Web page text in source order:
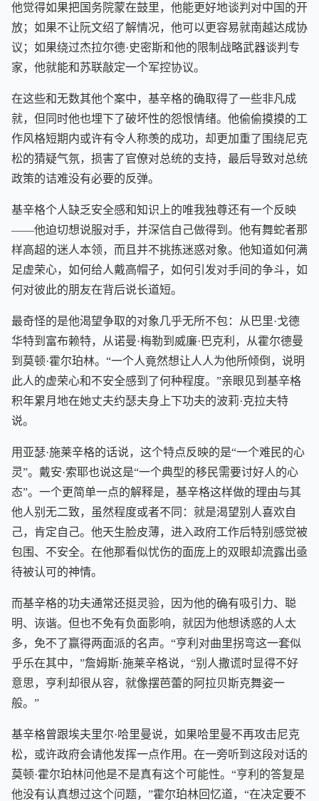
他觉得如果把国务院蒙在鼓里，他能更好地谈判对中国的开
放；如果不让阮文绍了解情况，他可以更容易就南越达成协
议；如果绕过杰拉尔德·史密斯和他的限制战略武器谈判专
家，他就能和苏联敲定一个军控协议。
在这些和无数其他个案中，基辛格的确取得了一些非凡成
就，但同时他也埋下了破坏性的怨恨情绪。他偷偷摸摸的工
作风格短期内或许有令人称羡的成功，却更加重了围绕尼克
松的猜疑气氛，损害了官僚对总统的支持，最后导致对总统
政策的诘难没有必要的反弹。
基辛格个人缺乏安全感和知识上的唯我独尊还有一个反映
——他迫切想说服对手，并深信自己做得到。他有舞蛇者那
样高超的迷人本领，而且并不挑拣迷惑对象。他知道如何满
足虚荣心，如何给人戴高帽子，如何引发对手间的争斗，如
何对彼此的朋友在背后说长道短。
最奇怪的是他渴望争取的对象几乎无所不包：从巴里·戈德
华特到富布赖特，从诺曼·梅勒到威廉·巴克利，从霍尔德曼
到莫顿·霍尔珀林。“一个人竟然想让人人为他所倾倒，说明
此人的虚荣心和不安全感到了何种程度。”亲眼见到基辛格
积年累月地在她丈夫约瑟夫身上下功夫的波莉·克拉夫特
说。
用亚瑟·施莱辛格的话说，这个特点反映的是“一个难民的心
灵”。戴安·索耶也说这是“一个典型的移民需要讨好人的心
态”。一个更简单一点的解释是，基辛格这样做的理由与其
他人别无二致，虽然程度或者不同：就是渴望别人喜欢自
己，肯定自己。他天生脸皮薄，进入政府工作后特别感觉被
包围、不安全。在他那看似忧伤的面庞上的双眼却流露出亟
待被认可的神情。
而基辛格的功夫通常还挺灵验，因为他的确有吸引力、聪
明、诙谐。但也不免有负面影响，就因为他想诱惑的人太
多，免不了赢得两面派的名声。“亨利对曲里拐弯这一套似
乎乐在其中，”詹姆斯·施莱辛格说，“别人撒谎时显得不好
意思，亨利却很从容，就像摆芭蕾的阿拉贝斯克舞姿一
般。”
基辛格曾跟埃夫里尔·哈里曼说，如果哈里曼不再攻击尼克
松，或许政府会请他发挥一点作用。在一旁听到这段对话的
莫顿·霍尔珀林问他是不是真有这个可能性。“亨利的答复是
他没有认真想过这个问题，”霍尔珀林回忆道，“在决定要不